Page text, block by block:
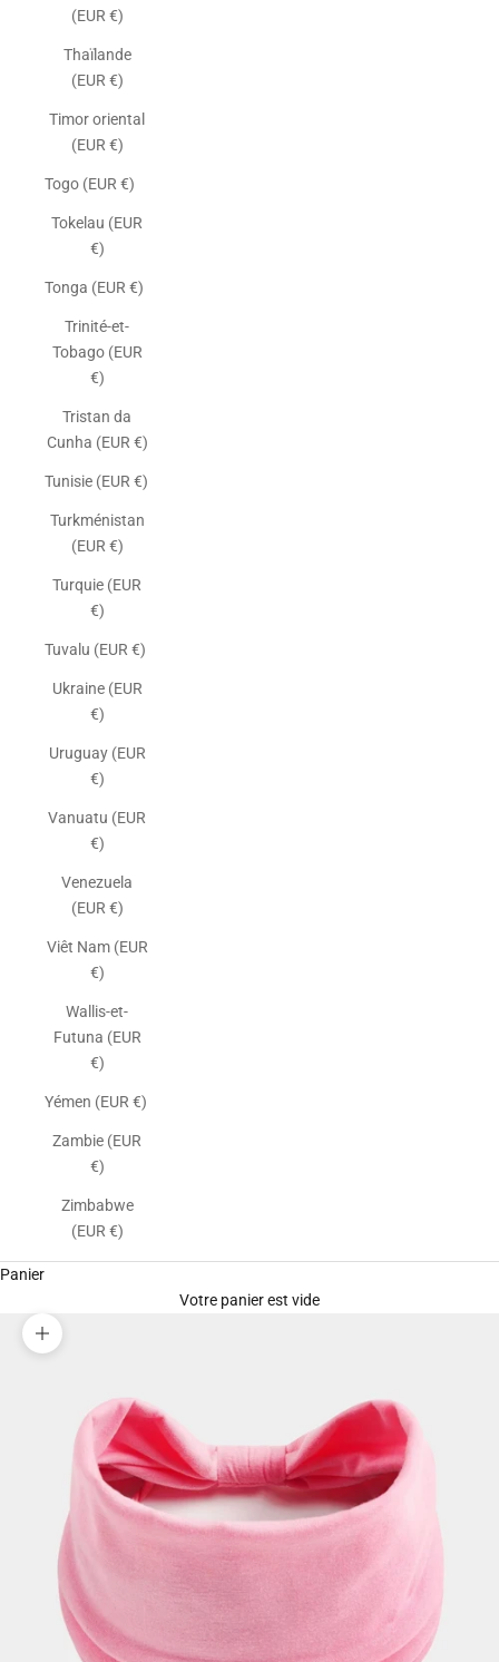
(EUR €)
Thaïlande
(EUR €)
Timor oriental
(EUR €)
Togo (EUR €)
Tokelau (EUR
€)
Tonga (EUR €)
Trinité-et-
Tobago (EUR
€)
Tristan da
Cunha (EUR €)
Tunisie (EUR €)
Turkménistan
(EUR €)
Turquie (EUR
€)
Tuvalu (EUR €)
Ukraine (EUR
€)
Uruguay (EUR
€)
Vanuatu (EUR
€)
Venezuela
(EUR €)
Viêt Nam (EUR
€)
Wallis-et-
Futuna (EUR
€)
Yémen (EUR €)
Zambie (EUR
€)
Zimbabwe
(EUR €)
Panier
Votre panier est vide
Zoomer sur l'image